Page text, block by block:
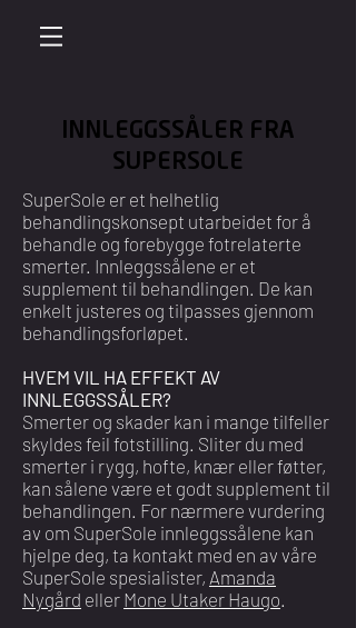
INNLEGGSSÅLER FRA
SUPERSOLE
SuperSole er et helhetlig
behandlingskonsept utarbeidet for å
behandle og forebygge fotrelaterte
smerter. Innleggssålene er et
supplement til behandlingen. De kan
enkelt justeres og tilpasses gjennom
behandlingsforløpet.
HVEM VIL HA EFFEKT AV
INNLEGGSSÅLER?
Smerter og skader kan i mange tilfeller
skyldes feil fotstilling. Sliter du med
smerter i rygg, hofte, knær eller føtter,
kan sålene være et godt supplement til
behandlingen. For nærmere vurdering
av om SuperSole innleggssålene kan
hjelpe deg, ta kontakt med en av våre
SuperSole spesialister, Amanda
Nygård eller Mone Utaker Haugo.